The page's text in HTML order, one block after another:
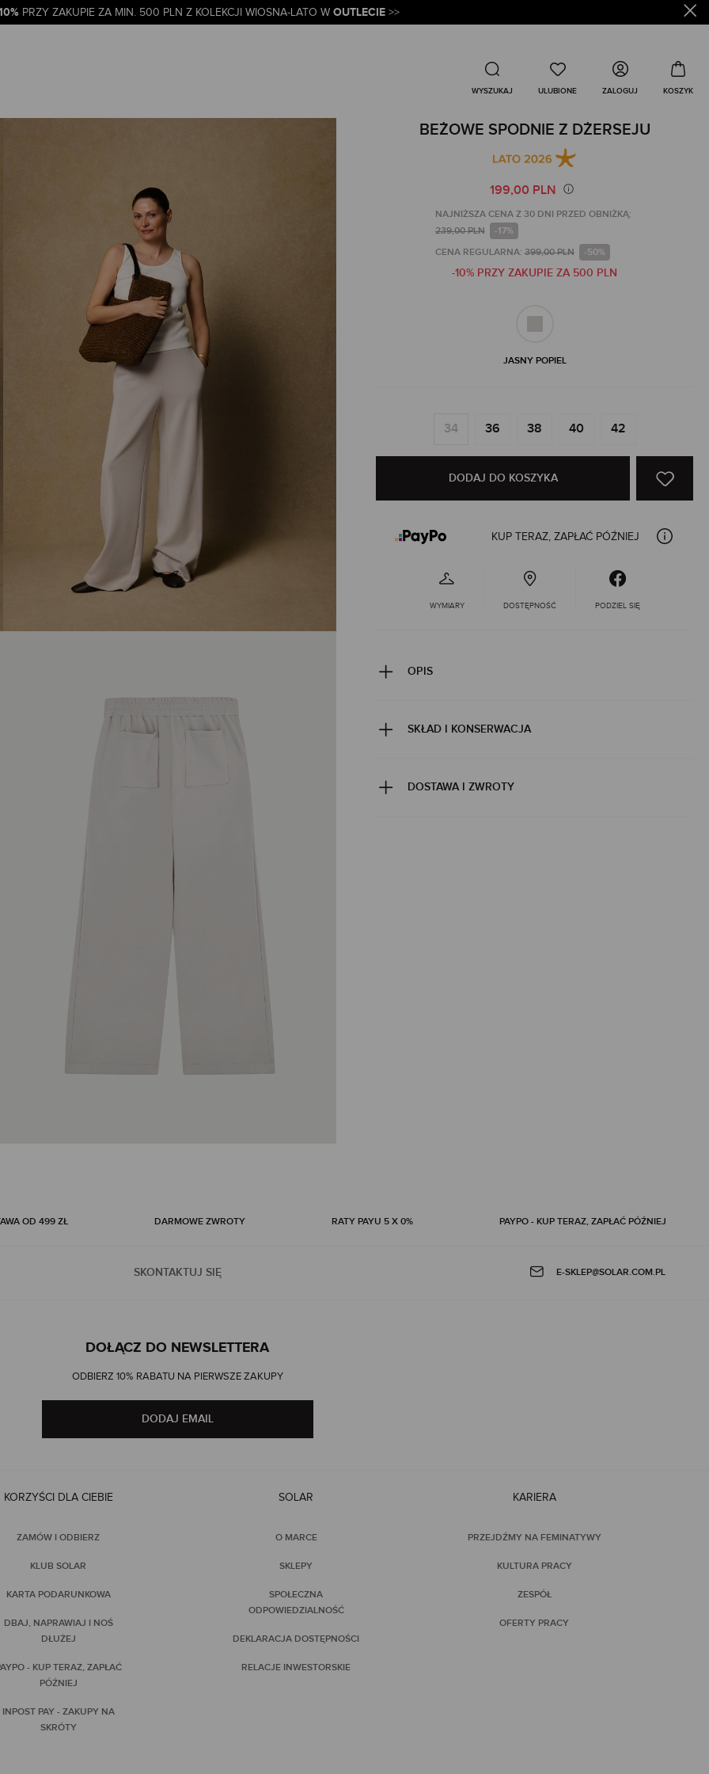
PRZY ZAKUPIE ZA MIN. 500 PLN Z KOLEKCJI WIOSNA-LATO W OUTLECIE >>
ZALOGUJ
BEŻOWE SPODNIE Z DŻERSEJU
199,00 PLN
NAJNIŻSZA CENA Z 30 DNI PRZED OBNIŻKĄ:
239,00 PLN
-17%
CENA REGULARNA: 399,00 PLN -50%
-10% PRZY ZAKUPIE ZA 500 PLN
JASNY POPIEL
34 36 38 40 42
DODAJ DO KOSZYKA
KUP TERAZ, ZAPŁAĆ PÓŹNIEJ
WYMIARY DOSTĘPNOŚĆ PODZIEL SIĘ
OPIS
SKŁAD I KONSERWACJA
DOSTAWA I ZWROTY
OD 499 ZŁ DARMOWE ZWROTY RATY PAYU 5 X 0% PAYPO - KUP TERAZ, ZAPŁAĆ PÓŹNIEJ
SKONTAKTUJ SIĘ E-SKLEP@SOLAR.COM.PL
DOŁĄCZ DO NEWSLETTERA
ODBIERZ 10% RABATU NA PIERWSZE ZAKUPY
DODAJ EMAIL
KORZYŚCI DLA CIEBIE
ZAMÓW I ODBIERZ
KLUB SOLAR
KARTA PODARUNKOWA
DBAJ, NAPRAWIAJ I NOŚ
DŁUŻEJ
- KUP TERAZ, ZAPŁAĆ
PÓŹNIEJ
INPOST PAY - ZAKUPY NA
SKRÓTY
SOLAR
O MARCE
SKLEPY
SPOŁECZNA
ODPOWIEDZIALNOŚĆ
DEKLARACJA DOSTĘPNOŚCI
RELACJE INWESTORSKIE
KARIERA
PRZEJDŹMY NA FEMINATYWY
KULTURA PRACY
ZESPÓŁ
OFERTY PRACY